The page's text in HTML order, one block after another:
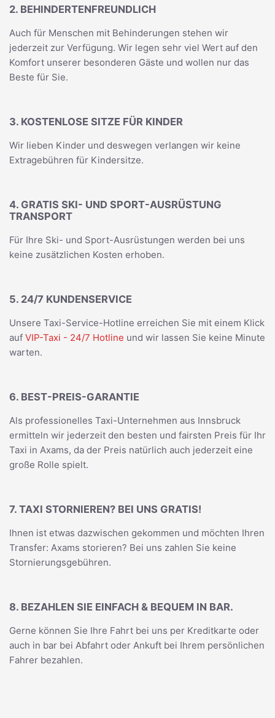
2. BEHINDERTENFREUNDLICH
Auch für Menschen mit Behinderungen stehen wir
jederzeit zur Verfügung. Wir legen sehr viel Wert auf den
Komfort unserer besonderen Gäste und wollen nur das
Beste für Sie.
3. KOSTENLOSE SITZE FÜR KINDER
Wir lieben Kinder und deswegen verlangen wir keine
Extragebühren für Kindersitze.
4. GRATIS SKI- UND SPORT-AUSRÜSTUNG
TRANSPORT
Für Ihre Ski- und Sport-Ausrüstungen werden bei uns
keine zusätzlichen Kosten erhoben.
5. 24/7 KUNDENSERVICE
Unsere Taxi-Service-Hotline erreichen Sie mit einem Klick
auf VIP-Taxi - 24/7 Hotline und wir lassen Sie keine Minute
warten.
6. BEST-PREIS-GARANTIE
Als professionelles Taxi-Unternehmen aus Innsbruck
ermitteln wir jederzeit den besten und fairsten Preis für Ihr
Taxi in Axams, da der Preis natürlich auch jederzeit eine
große Rolle spielt.
7. TAXI STORNIEREN? BEI UNS GRATIS!
Ihnen ist etwas dazwischen gekommen und möchten Ihren
Transfer: Axams storieren? Bei uns zahlen Sie keine
Stornierungsgebühren.
8. BEZAHLEN SIE EINFACH & BEQUEM IN BAR.
Gerne können Sie Ihre Fahrt bei uns per Kreditkarte oder
auch in bar bei Abfahrt oder Ankuft bei Ihrem persönlichen
Fahrer bezahlen.